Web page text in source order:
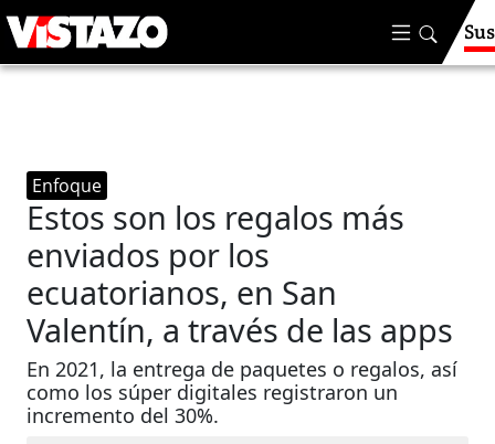
Enfoque
Estos son los regalos más
enviados por los
ecuatorianos, en San
Valentín, a través de las apps
En 2021, la entrega de paquetes o regalos, así
como los súper digitales registraron un
incremento del 30%.